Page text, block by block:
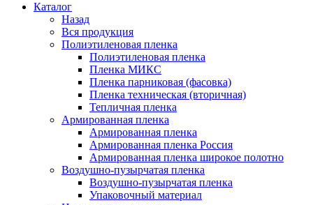
Каталог
Назад
Вся продукция
Полиэтиленовая пленка
Полиэтиленовая пленка
Пленка МИКС
Пленка парниковая (фасовка)
Пленка техническая (вторичная)
Тепличная пленка
Армированная пленка
Армированная пленка
Армированная пленка Россия
Армированная пленка широкое полотно
Воздушно-пузырчатая пленка
Воздушно-пузырчатая пленка
Упаковочный материал